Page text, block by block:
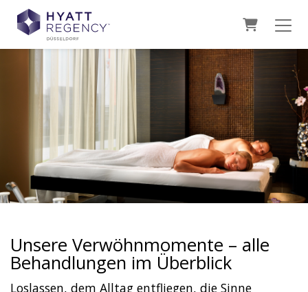
Unsere Verwöhnmomente – alle
Behandlungen im Überblick
Loslassen, dem Alltag entfliegen, die Sinne